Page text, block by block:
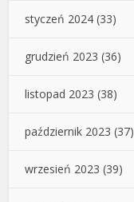
styczeń 2024 (33)
grudzień 2023 (36)
listopad 2023 (38)
październik 2023 (37)
wrzesień 2023 (39)